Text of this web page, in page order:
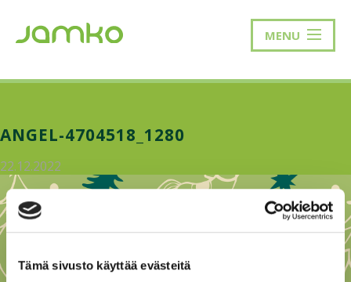
Tämä sivusto käyttää evästeitä
MENU
ANGEL-4704518_1280
22.12.2022